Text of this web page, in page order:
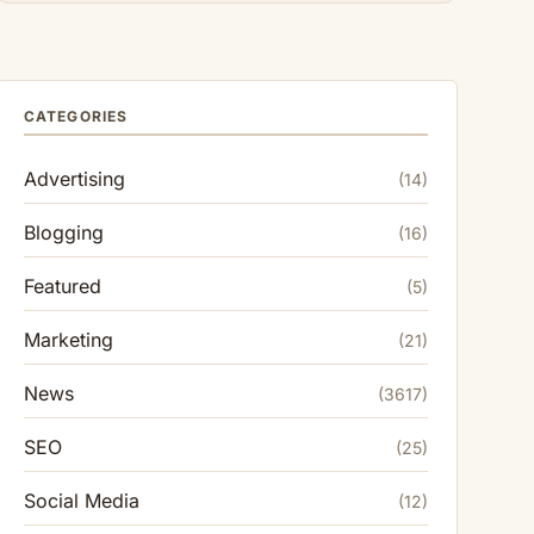
CATEGORIES
Advertising (14)
Blogging (16)
Featured (5)
Marketing (21)
News (3617)
SEO (25)
Social Media (12)